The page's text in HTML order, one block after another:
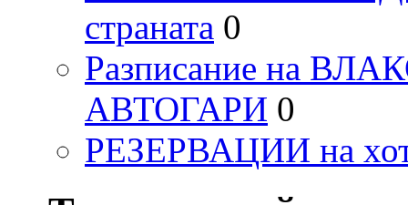
страната 0
Разписание на
АВТОГАРИ 0
РЕЗЕРВАЦИИ на